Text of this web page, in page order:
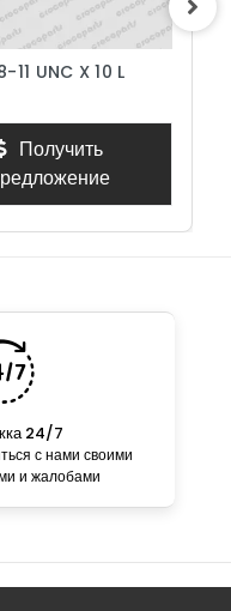
11 UNC X 10 L
Получить
24/7
с нами своими
и жалобами